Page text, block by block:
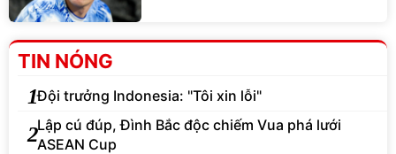
TIN NÓNG
1Đội trưởng Indonesia: "Tôi xin lỗi"
2Lập cú đúp, Đình Bắc độc chiếm Vua phá lưới
ASEAN Cup